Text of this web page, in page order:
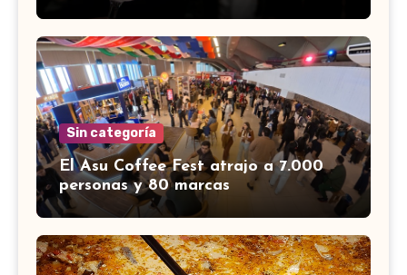
Sin categoría
El Asu Coffee Fest atrajo a 7.000
personas y 80 marcas